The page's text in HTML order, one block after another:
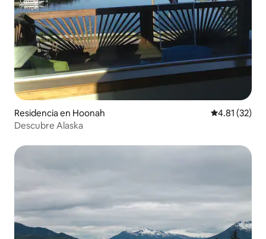
Residencia en Hoonah Calificación
4.81 (32)
Descubre Alaska